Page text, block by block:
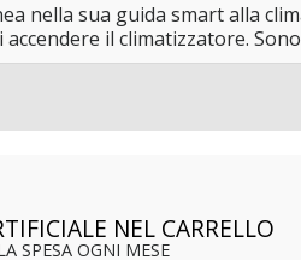
nella sua guida smart alla
il climatizzatore.
NEL CARRELLO
SPESA OGNI MESE